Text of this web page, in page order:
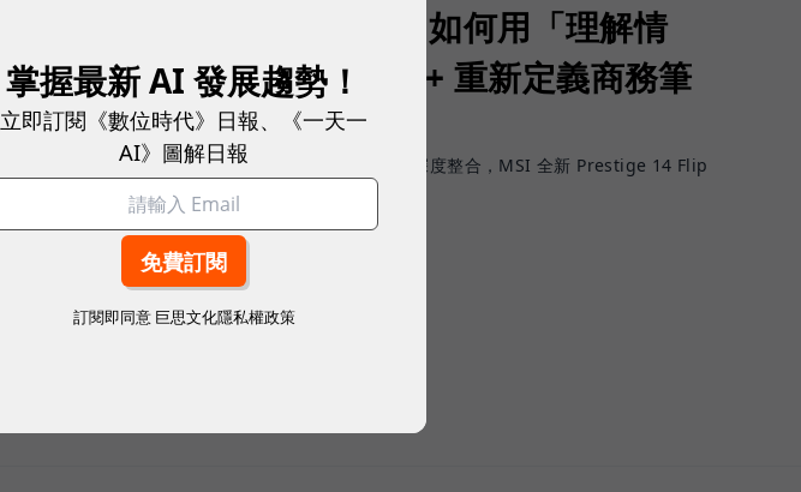
AI 時代的行動生產力：MSI 如何用「理解情
境」的 Prestige 14 Flip AI+ 重新定義商務筆
電與 Copilot+ PC？
當 AI 成為貼身助理，筆電從效能競賽進展到工作情境深度整合，MSI 全新 Prestige 14 Flip
AI+商務筆電亦重新定義現代工作體驗。
sponsored by
掌握最新 AI 發展趨勢！
立即訂閱《數位時代》日報、《一天一
AI》圖解日報
訂閱即同意 巨思文化隱私權政策